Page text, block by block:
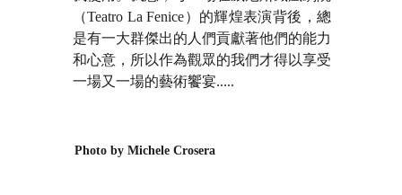
（Teatro La Fenice）的輝煌表演背後，總
是有一大群傑出的人們貢獻著他們的能力
和心意，所以作為觀眾的我們才得以享受
一場又一場的藝術饗宴.....
Photo by Michele Crosera